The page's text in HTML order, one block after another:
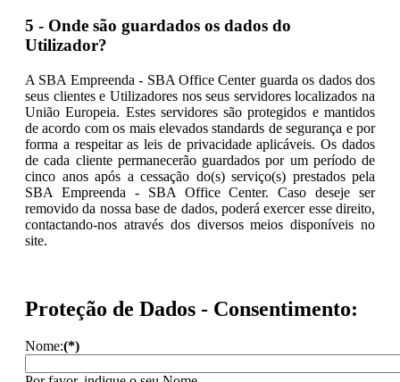
5 - Onde são guardados os dados do
Utilizador?
A SBA Empreenda - SBA Office Center guarda os dados dos
seus clientes e Utilizadores nos seus servidores localizados na
União Europeia. Estes servidores são protegidos e mantidos
de acordo com os mais elevados standards de segurança e por
forma a respeitar as leis de privacidade aplicáveis. Os dados
de cada cliente permanecerão guardados por um período de
cinco anos após a cessação do(s) serviço(s) prestados pela
SBA Empreenda - SBA Office Center. Caso deseje ser
removido da nossa base de dados, poderá exercer esse direito,
contactando-nos através dos diversos meios disponíveis no
site.
Proteção de Dados - Consentimento:
Nome:(*)